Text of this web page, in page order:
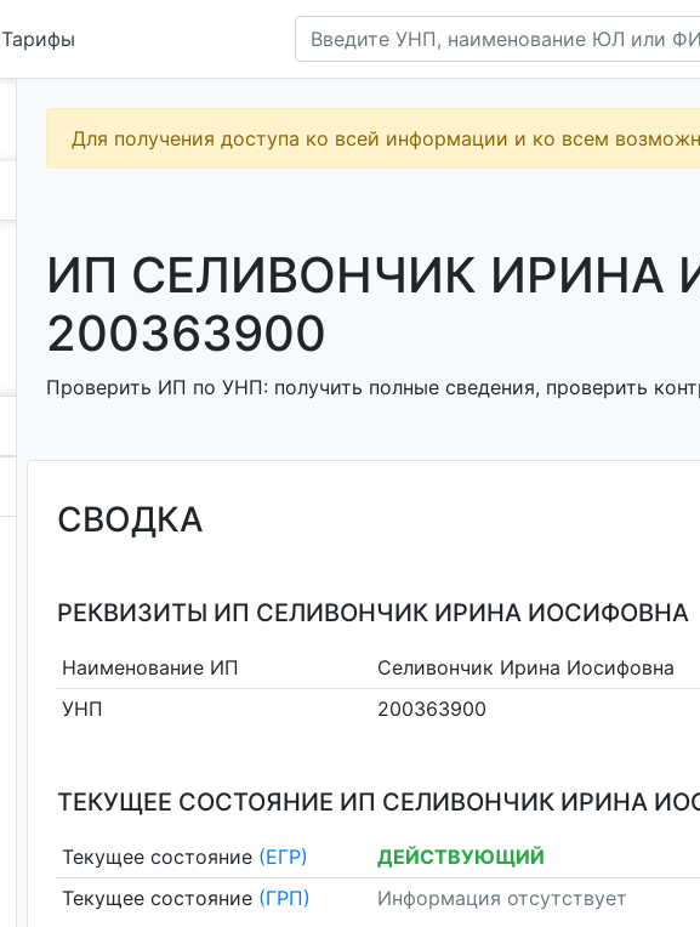
Тарифы
Для получения доступа ко всей информации и ко всем
ИП СЕЛИВОНЧИК ИРИНА
200363900
Проверить ИП по УНП: получить полные сведения, проверить
СВОДКА
РЕКВИЗИТЫ ИП СЕЛИВОНЧИК ИРИНА ИОСИФОВНА
Наименование ИП
Селивончик Ирина Иосифовна
УНП
200363900
ТЕКУЩЕЕ СОСТОЯНИЕ ИП СЕЛИВОНЧИК ИРИНА
Текущее состояние (ЕГР)
ДЕЙСТВУЮЩИЙ
Текущее состояние (ГРП) Информация отсутствует